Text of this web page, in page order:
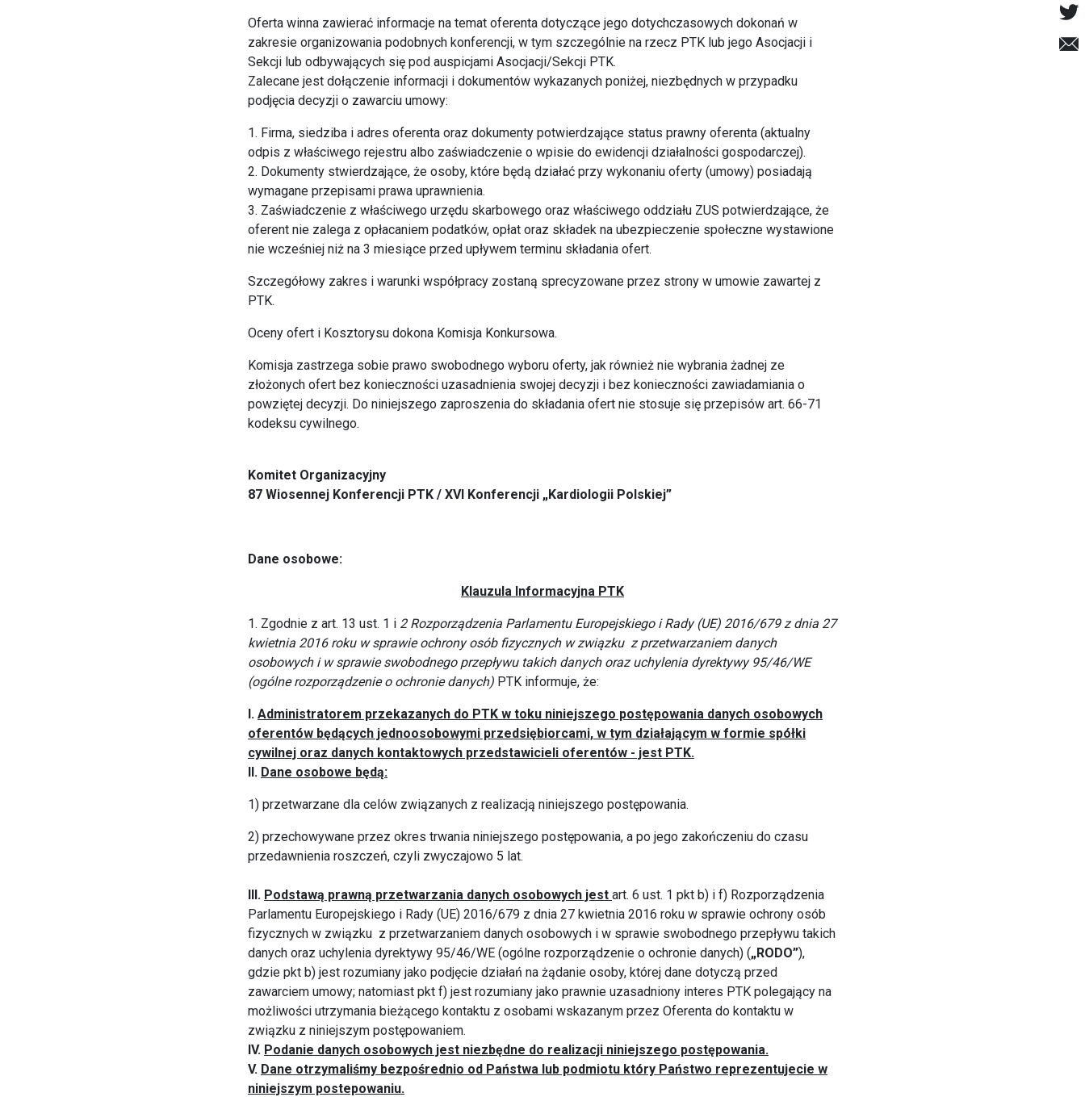
Oferta winna zawierać informacje na temat oferenta dotyczące jego dotychczasowych dokonań w
zakresie organizowania podobnych konferencji, w tym szczególnie na rzecz PTK lub jego Asocjacji i
Sekcji lub odbywających się pod auspicjami Asocjacji/Sekcji PTK.
Zalecane jest dołączenie informacji i dokumentów wykazanych poniżej, niezbędnych w przypadku
podjęcia decyzji o zawarciu umowy:
1. Firma, siedziba i adres oferenta oraz dokumenty potwierdzające status prawny oferenta (aktualny
odpis z właściwego rejestru albo zaświadczenie o wpisie do ewidencji działalności gospodarczej).
2. Dokumenty stwierdzające, że osoby, które będą działać przy wykonaniu oferty (umowy) posiadają
wymagane przepisami prawa uprawnienia.
3. Zaświadczenie z właściwego urzędu skarbowego oraz właściwego oddziału ZUS potwierdzające, że
oferent nie zalega z opłacaniem podatków, opłat oraz składek na ubezpieczenie społeczne wystawione
nie wcześniej niż na 3 miesiące przed upływem terminu składania ofert.
Szczegółowy zakres i warunki współpracy zostaną sprecyzowane przez strony w umowie zawartej z
PTK.
Oceny ofert i Kosztorysu dokona Komisja Konkursowa.
Komisja zastrzega sobie prawo swobodnego wyboru oferty, jak również nie wybrania żadnej ze
złożonych ofert bez konieczności uzasadnienia swojej decyzji i bez konieczności zawiadamiania o
powziętej decyzji. Do niniejszego zaproszenia do składania ofert nie stosuje się przepisów art. 66-71
kodeksu cywilnego.
Komitet Organizacyjny
87 Wiosennej Konferencji PTK / XVI Konferencji „Kardiologii Polskiej”
Dane osobowe:
Klauzula Informacyjna PTK
1. Zgodnie z art. 13 ust. 1 i 2 Rozporządzenia Parlamentu Europejskiego i Rady (UE) 2016/679 z dnia 27
kwietnia 2016 roku w sprawie ochrony osób fizycznych w związku z przetwarzaniem danych
osobowych i w sprawie swobodnego przepływu takich danych oraz uchylenia dyrektywy 95/46/WE
(ogólne rozporządzenie o ochronie danych) PTK informuje, że:
I. Administratorem przekazanych do PTK w toku niniejszego postępowania danych osobowych
oferentów będących jednoosobowymi przedsiębiorcami, w tym działającym w formie spółki
cywilnej oraz danych kontaktowych przedstawicieli oferentów - jest PTK.
II. Dane osobowe będą:
1) przetwarzane dla celów związanych z realizacją niniejszego postępowania.
2) przechowywane przez okres trwania niniejszego postępowania, a po jego zakończeniu do czasu
przedawnienia roszczeń, czyli zwyczajowo 5 lat.
III. Podstawą prawną przetwarzania danych osobowych jest art. 6 ust. 1 pkt b) i f) Rozporządzenia
Parlamentu Europejskiego i Rady (UE) 2016/679 z dnia 27 kwietnia 2016 roku w sprawie ochrony osób
fizycznych w związku z przetwarzaniem danych osobowych i w sprawie swobodnego przepływu takich
danych oraz uchylenia dyrektywy 95/46/WE (ogólne rozporządzenie o ochronie danych) („RODO”),
gdzie pkt b) jest rozumiany jako podjęcie działań na żądanie osoby, której dane dotyczą przed
zawarciem umowy; natomiast pkt f) jest rozumiany jako prawnie uzasadniony interes PTK polegający na
możliwości utrzymania bieżącego kontaktu z osobami wskazanym przez Oferenta do kontaktu w
związku z niniejszym postępowaniem.
IV. Podanie danych osobowych jest niezbędne do realizacji niniejszego postępowania.
V. Dane otrzymaliśmy bezpośrednio od Państwa lub podmiotu który Państwo reprezentujecie w
niniejszym postepowaniu.